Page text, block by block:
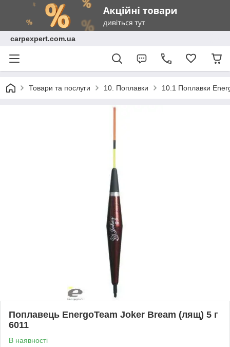
carpexpert.com.ua
Товари та послуги 10. Поплавки 10.1 Поплавки
Поплавець EnergoTeam Joker Bream (лящ) 5 г
6011
В наявності